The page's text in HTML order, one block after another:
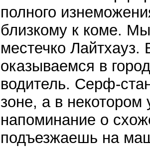
полного
близкому к коме.
местечко
оказываемся в
водитель. Серф-
зоне, а в
напоминание о
подъезжаешь на